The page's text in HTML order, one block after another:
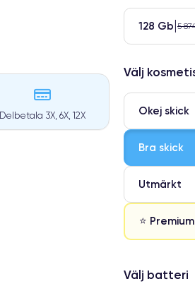
Delbetala 3X, 6X, 12X
128 Gb 5
Välj
Okej skick
Bra skick
Utmärkt
⭐ Premium
⭐ Premium
Välj batteri